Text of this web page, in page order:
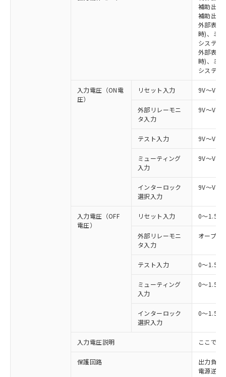
補助出力
補助出力
外部表示
時)、ミ
システム
外部表示
時)、ミ
システム
入力電圧（ON電
圧）
リセット入力 9V～Vs
外部リレーモニ
タ入力
9V～Vs
テスト入力 9V～Vs
ミューティング
入力
9V～Vs
インターロック
選択入力
9V～Vs
入力電圧（OFF
電圧）
リセット入力 0～1.5V
外部リレーモニ
タ入力
オープン
テスト入力 0～1.5V
ミューティング
入力
0～1.5V
インターロック
選択入力
0～1.5V
入力電圧説明 ここでの
保護回路
出力負荷
電源逆接
※1 対応状況